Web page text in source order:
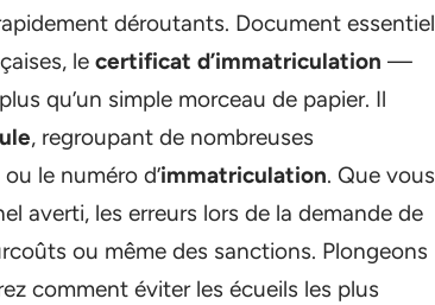
déroutants. Document essentiel
le certificat d’immatriculation —
qu’un simple morceau de papier. Il
, regroupant de nombreuses
ou le numéro d’immatriculation. Que vous
averti, les erreurs lors de la demande de
ou même des sanctions. Plongeons
comment éviter les écueils les plus